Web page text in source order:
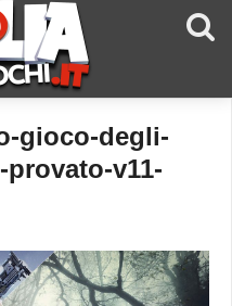
gioco-degli-
v11-